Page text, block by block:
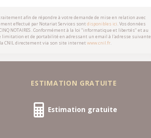
afin de répondre à votre demande de mise en relation avec
effectué par Notariat Services sont disponibles ici. Vos données
NOTAIRES . Conformément à la loi "informatique et libertés" et au
limitation et de portabilité en adressant un email à l'adresse suivante
CNIL directement via son site internet www.cnil.fr.
ESTIMATION GRATUITE
Estimation gratuite